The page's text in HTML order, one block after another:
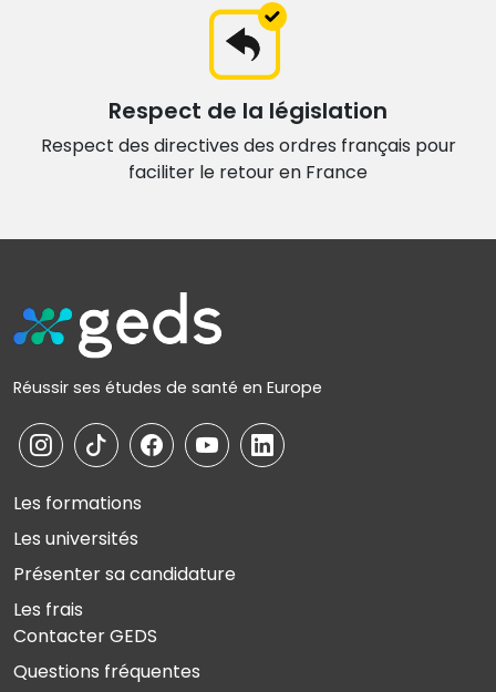
Respect de la législation
Respect des directives des ordres français pour
faciliter le retour en France
Réussir ses études de santé en Europe
Les formations
Les universités
Présenter sa candidature
Les frais
Contacter GEDS
Questions fréquentes